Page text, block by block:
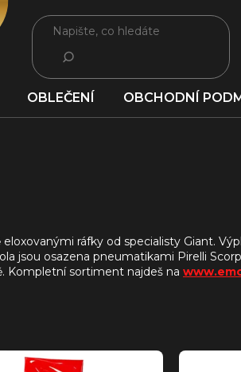
HLEDAT
OBLEČENÍ OBCHODNÍ
eloxovanými ráfky od specialisty Giant.
jsou osazena pneumatikami Pirelli
Kompletní sortiment najdeš na